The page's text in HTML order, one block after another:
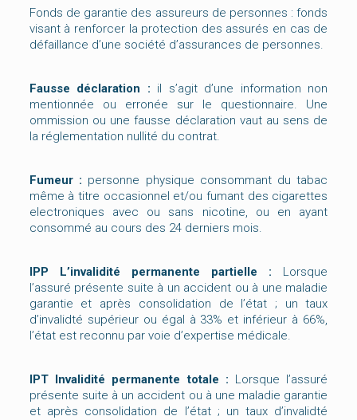
Fonds de garantie des assureurs de personnes : fonds
visant à renforcer la protection des assurés en cas de
défaillance d’une société d’assurances de personnes.
Fausse déclaration : il s’agit d’une information non
mentionnée ou erronée sur le questionnaire. Une
ommission ou une fausse déclaration vaut au sens de
la réglementation nullité du contrat.
Fumeur : personne physique consommant du tabac
même à titre occasionnel et/ou fumant des cigarettes
electroniques avec ou sans nicotine, ou en ayant
consommé au cours des 24 derniers mois.
IPP L’invalidité permanente partielle : Lorsque
l’assuré présente suite à un accident ou à une maladie
garantie et après consolidation de l’état ; un taux
d’invalidté supérieur ou égal à 33% et inférieur à 66%,
l’état est reconnu par voie d’expertise médicale.
IPT Invalidité permanente totale : Lorsque l’assuré
présente suite à un accident ou à une maladie garantie
et après consolidation de l’état ; un taux d’invalidté